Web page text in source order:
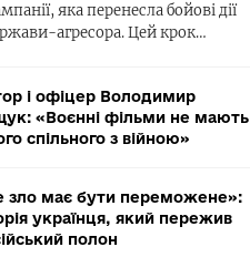
яка перенесла бойові дії
агресора. Цей крок…
і офіцер Володимир
«Воєнні фільми не мають
спільного з війною»
зло має бути переможене»:
українця, який пережив
полон